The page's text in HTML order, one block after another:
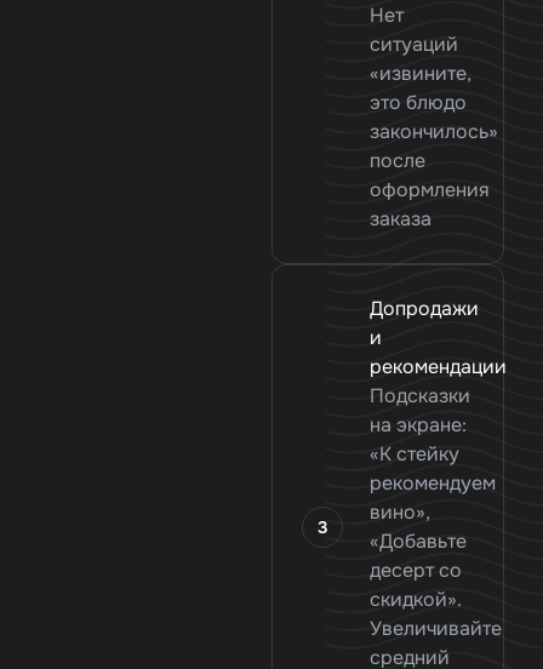
Нет
ситуаций
«извините,
это блюдо
закончилось»
после
оформления
заказа
Допродажи
и
рекомендации
Подсказки
на экране:
«К стейку
рекомендуем
вино»,
«Добавьте
десерт со
скидкой».
Увеличивайте
средний